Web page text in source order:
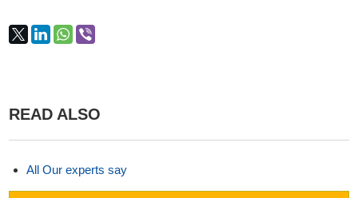
READ ALSO
All Our experts say